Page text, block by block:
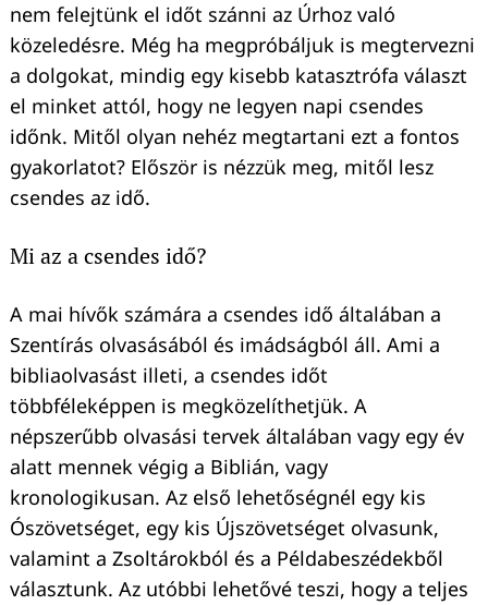
nem felejtünk el időt szánni az Úrhoz való
közeledésre. Még ha megpróbáljuk is megtervezni
a dolgokat, mindig egy kisebb katasztrófa választ
el minket attól, hogy ne legyen napi csendes
időnk. Mitől olyan nehéz megtartani ezt a fontos
gyakorlatot? Először is nézzük meg, mitől lesz
csendes az idő.
Mi az a csendes idő?
A mai hívők számára a csendes idő általában a
Szentírás olvasásából és imádságból áll. Ami a
bibliaolvasást illeti, a csendes időt
többféleképpen is megközelíthetjük. A
népszerűbb olvasási tervek általában vagy egy év
alatt mennek végig a Biblián, vagy
kronologikusan. Az első lehetőségnél egy kis
Ószövetséget, egy kis Újszövetséget olvasunk,
valamint a Zsoltárokból és a Példabeszédekből
választunk. Az utóbbi lehetővé teszi, hogy a teljes